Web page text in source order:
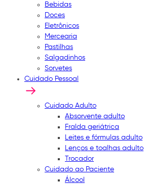
Bebidas
Doces
Eletrônicos
Mercearia
Pastilhas
Salgadinhos
Sorvetes
Cuidado Pessoal
Cuidado Adulto
Absorvente adulto
Fralda geriátrica
Leites e fórmulas adulto
Lenços e toalhas adulto
Trocador
Cuidado ao Paciente
Álcool